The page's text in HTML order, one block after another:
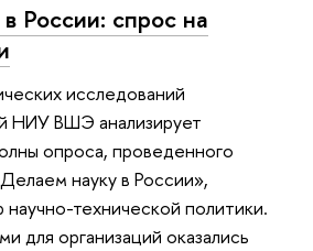
России: спрос на
исследований
НИУ ВШЭ анализирует
опроса, проведенного
науку в России»,
технической политики.
для организаций оказались